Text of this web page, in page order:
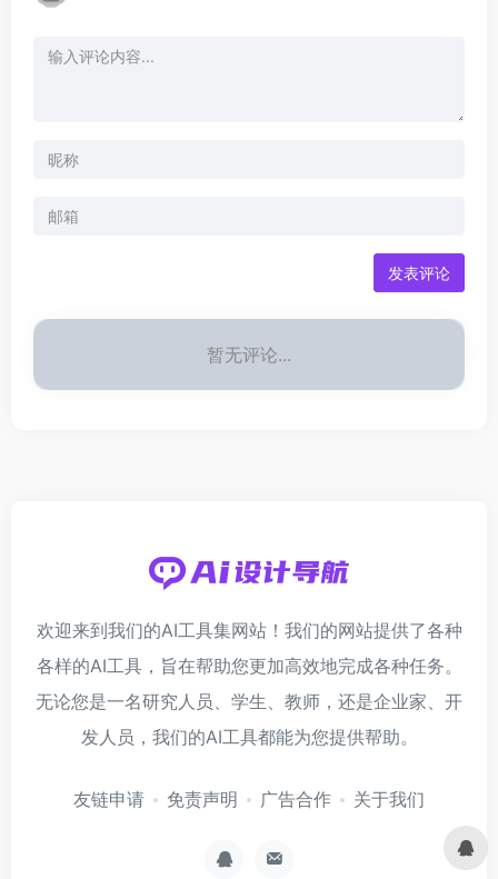
发表评论
暂无评论...
欢迎来到我们的AI工具集网站！我们的网站提供了各种
各样的AI工具，旨在帮助您更加高效地完成各种任务。
无论您是一名研究人员、学生、教师，还是企业家、开
发人员，我们的AI工具都能为您提供帮助。
友链申请 免责声明 广告合作 关于我们